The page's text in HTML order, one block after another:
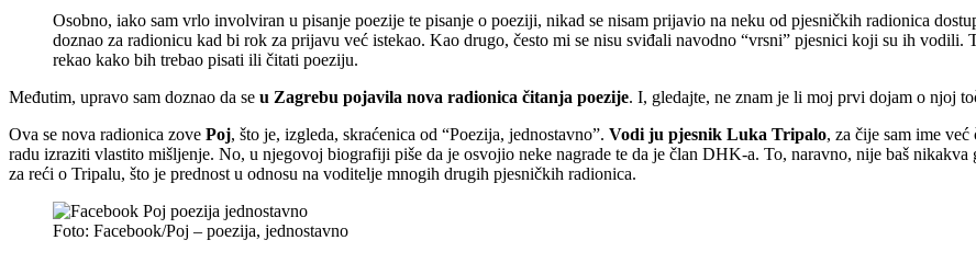
Osobno, iako sam vrlo involviran u pisanje poezije te pisanje o poeziji, nikad se nisam prijavio na neku od pjesničkih radionica
doznao za radionicu kad bi rok za prijavu već istekao. Kao drugo, često mi se nisu sviđali navodno “vrsni” pjesnici koji su ih vodili.
rekao kako bih trebao pisati ili čitati poeziju.
Međutim, upravo sam doznao da se u Zagrebu pojavila nova radionica čitanja poezije. I, gledajte, ne znam je li moj prvi dojam o njoj
Ova se nova radionica zove Poj, što je, izgleda, skraćenica od “Poezija, jednostavno”. Vodi ju pjesnik Luka Tripalo, za čije sam ime
radu izraziti vlastito mišljenje. No, u njegovoj biografiji piše da je osvojio neke nagrade te da je član DHK-a. To, naravno, nije baš
za reći o Tripalu, što je prednost u odnosu na voditelje mnogih drugih pjesničkih radionica.
Foto: Facebook/Poj – poezija, jednostavno